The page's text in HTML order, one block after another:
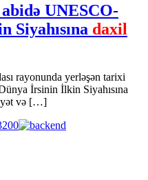
UNESCO-
daxil
rayonunda yerləşən tarixi
İrsinin İlkin Siyahısına
və […]